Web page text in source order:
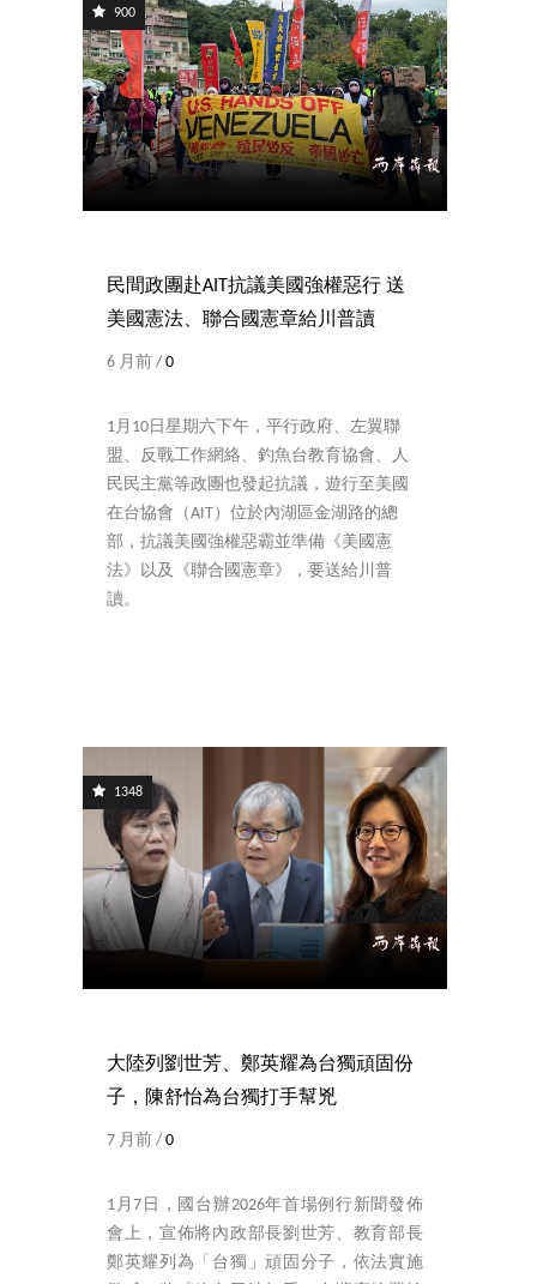
900
民間政團赴AIT抗議美國強權惡行 送
美國憲法、聯合國憲章給川普讀
6 月前 /0
1月10日星期六下午，平行政府、左翼聯
盟、反戰工作網絡、釣魚台教育協會、人
民民主黨等政團也發起抗議，遊行至美國
在台協會（AIT）位於內湖區金湖路的總
部，抗議美國強權惡霸並準備《美國憲
法》以及《聯合國憲章》，要送給川普
讀。
1348
大陸列劉世芳、鄭英耀為台獨頑固份
子，陳舒怡為台獨打手幫兇
7 月前 / 0
1月7日，國台辦2026年首場例行新聞發佈
會上，宣佈將內政部長劉世芳、教育部長
鄭英耀列為「台獨」頑固分子，依法實施